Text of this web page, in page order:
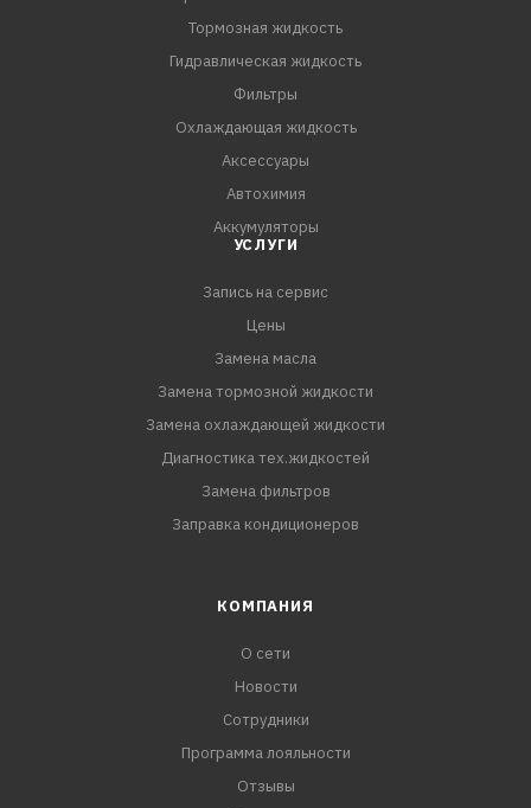
Тормозная жидкость
Гидравлическая жидкость
Фильтры
Охлаждающая жидкость
Аксессуары
Автохимия
Аккумуляторы
УСЛУГИ
Запись на сервис
Цены
Замена масла
Замена тормозной жидкости
Замена охлаждающей жидкости
Диагностика тех.жидкостей
Замена фильтров
Заправка кондиционеров
КОМПАНИЯ
О сети
Новости
Сотрудники
Программа лояльности
Отзывы